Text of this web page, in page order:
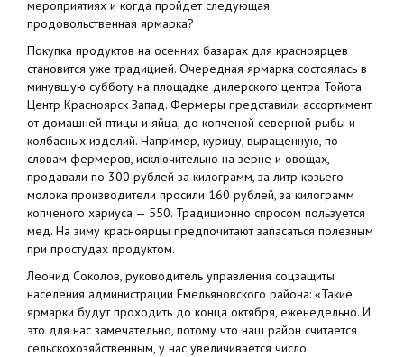
мероприятиях и когда пройдет следующая
продовольственная ярмарка?
Покупка продуктов на осенних базарах для красноярцев
становится уже традицией. Очередная ярмарка состоялась в
минувшую субботу на площадке дилерского центра Тойота
Центр Красноярск Запад. Фермеры представили ассортимент
от домашней птицы и яйца, до копченой северной рыбы и
колбасных изделий. Например, курицу, выращенную, по
словам фермеров, исключительно на зерне и овощах,
продавали по 300 рублей за килограмм, за литр козьего
молока производители просили 160 рублей, за килограмм
копченого хариуса — 550. Традиционно спросом пользуется
мед. На зиму красноярцы предпочитают запасаться полезным
при простудах продуктом.
Леонид Соколов, руководитель управления соцзащиты
населения администрации Емельяновского района: «Такие
ярмарки будут проходить до конца октября, еженедельно. И
это для нас замечательно, потому что наш район считается
сельскохозяйственным, у нас увеличивается число